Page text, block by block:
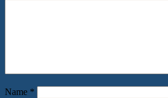
Name *